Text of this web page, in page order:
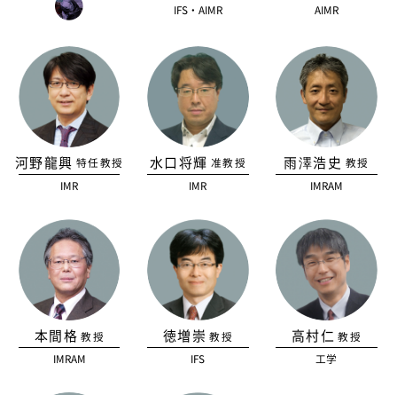
IFS・AIMR
AIMR
河野龍興 特任教授
IMR
水口将輝 准教授
IMR
雨澤浩史 教授
IMRAM
本間格 教授
IMRAM
徳増崇 教授
IFS
高村仁 教授
工学